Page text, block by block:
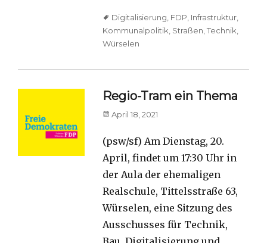
TagsDigitalisierung, FDP, Infrastruktur,
Kommunalpolitik, Straßen,Technik,
Würselen
Regio-Tram ein Thema
Posted
April 18, 2021
(psw/sf) Am Dienstag, 20.
April, findet um 17:30 Uhr in
der Aula der ehemaligen
Realschule, Tittelsstraße 63,
Würselen, eine Sitzung des
Ausschusses für Technik,